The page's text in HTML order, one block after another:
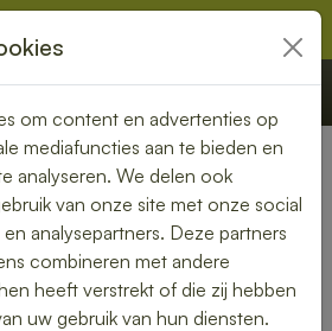
Offerte Bestellen
in Zuidzande
en gemakkelijk
om content en advertenties op
mediafuncties aan te bieden en
analyseren. We delen ook
van onze site met onze social
analysepartners. Deze partners
combineren met andere
heeft verstrekt of die zij hebben
uw gebruik van hun diensten.